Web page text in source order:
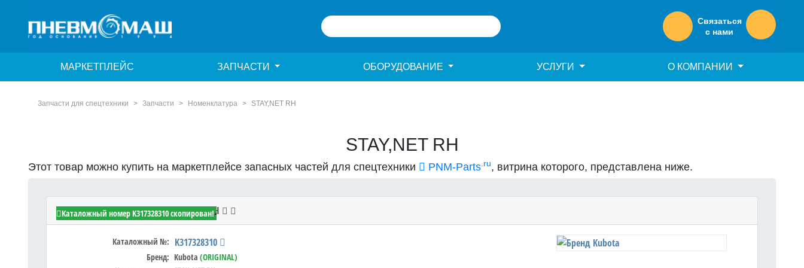
Связаться
с нами
МАРКЕТПЛЕЙС ЗАПЧАСТИ ОБОРУДОВАНИЕ УСЛУГИ О КОМПАНИИ
Запчасти для спецтехники Запчасти Номенклатура STAY,NET RH
STAY,NET RH
Этот товар можно купить на маркетплейсе запасных частей для спецтехники PNM-Parts.ru, витрина которого, представлена ниже.
Kubota K317328310 - STAY,NET RH
Каталожный №: K317328310
Бренд: Kubota (ORIGINAL)
Каталожный номер K317328310 скопирован!